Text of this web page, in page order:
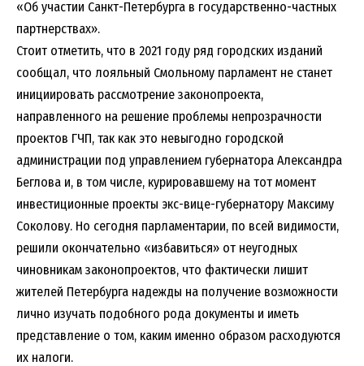
«Об участии Санкт-Петербурга в государственно-частных
партнерствах».
Стоит отметить, что в 2021 году ряд городских изданий
сообщал, что лояльный Смольному парламент не станет
инициировать рассмотрение законопроекта,
направленного на решение проблемы непрозрачности
проектов ГЧП, так как это невыгодно городской
администрации под управлением губернатора Александра
Беглова и, в том числе, курировавшему на тот момент
инвестиционные проекты экс-вице-губернатору Максиму
Соколову. Но сегодня парламентарии, по всей видимости,
решили окончательно «избавиться» от неугодных
чиновникам законопроектов, что фактически лишит
жителей Петербурга надежды на получение возможности
лично изучать подобного рода документы и иметь
представление о том, каким именно образом расходуются
их налоги.